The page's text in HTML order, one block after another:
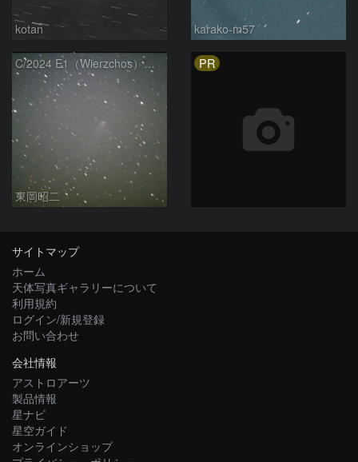
kotan karako-m57
C/2024 E1（Wierzchos） 03/21
東岡昭二
PR
サイトマップ
ホーム
天体写真ギャラリーについて
利用規約
ログイン/新規登録
お問い合わせ
会社情報
アストロアーツ
製品情報
星ナビ
星空ガイド
オンラインショップ